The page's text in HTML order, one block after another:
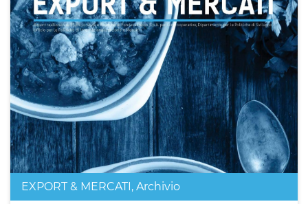
EXPORT & MERCATI, Archivio